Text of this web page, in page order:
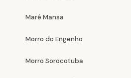
Maré Mansa
Morro do Engenho
Morro Sorocotuba